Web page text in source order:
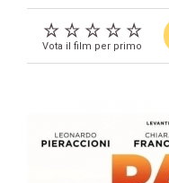
Vota il film per primo